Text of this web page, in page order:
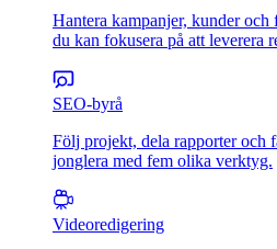
Hantera kampanjer, kunder och
du kan fokusera på att leverera
SEO-byrå
Följ projekt, dela rapporter och
jonglera med fem olika verktyg.
Videoredigering